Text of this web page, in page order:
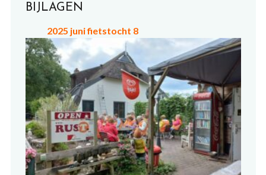
BIJLAGEN
2025 juni fietstocht 8